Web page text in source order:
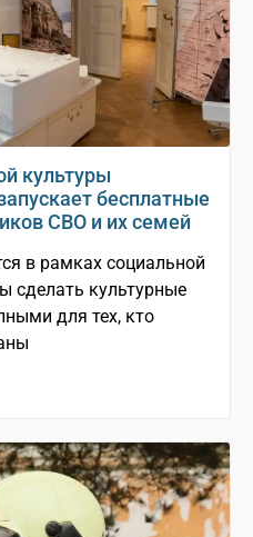
культуры
бесплатные
СВО и их семей
в рамках социальной
сделать культурные
для тех, кто